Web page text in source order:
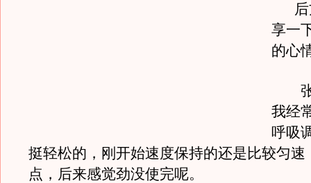
后
享一
的心
张
我经
呼吸
挺轻松的，刚开始速度保持的还是比较匀速
点，后来感觉劲没使完呢。